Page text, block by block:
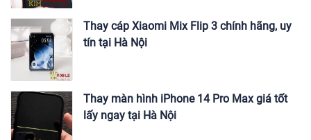
Thay cáp Xiaomi Mix Flip 3 chính hãng, uy
tín tại Hà Nội
Thay màn hình iPhone 14 Pro Max giá tốt
lấy ngay tại Hà Nội